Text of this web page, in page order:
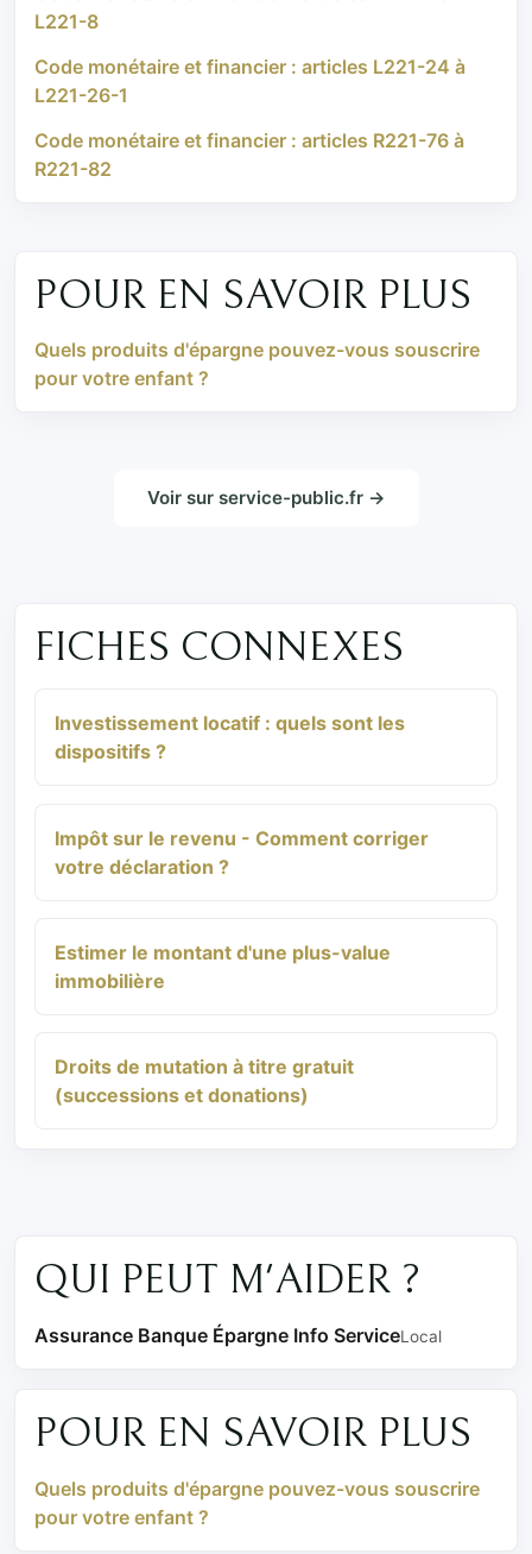
L221-8
Code monétaire et financier : articles L221-24 à
L221-26-1
Code monétaire et financier : articles R221-76 à
R221-82
POUR EN SAVOIR PLUS
Quels produits d'épargne pouvez-vous souscrire
pour votre enfant ?
Voir sur service-public.fr →
FICHES CONNEXES
Investissement locatif : quels sont les
dispositifs ?
Impôt sur le revenu - Comment corriger
votre déclaration ?
Estimer le montant d'une plus-value
immobilière
Droits de mutation à titre gratuit
(successions et donations)
QUI PEUT M'AIDER ?
Assurance Banque Épargne Info ServiceLocal
POUR EN SAVOIR PLUS
Quels produits d'épargne pouvez-vous souscrire
pour votre enfant ?